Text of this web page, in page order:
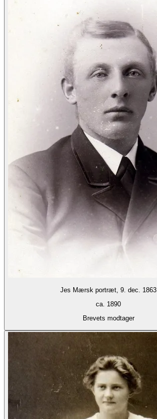
Jes Mærsk portræt, 9. dec. 1863
ca. 1890
Brevets modtager